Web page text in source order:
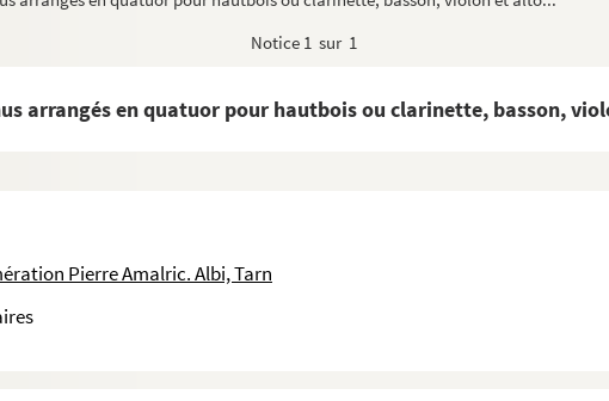
Notice 1 sur 1
arrangés en quatuor pour hautbois ou clarinette, basson,
Pierre Amalric. Albi, Tarn